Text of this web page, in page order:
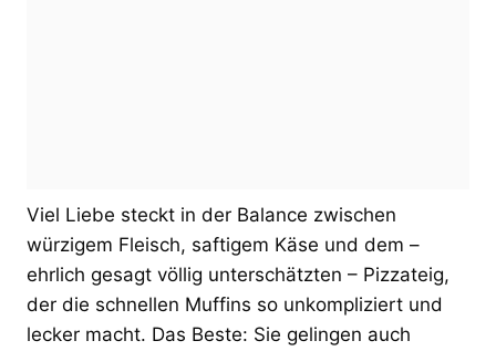
Viel Liebe steckt in der Balance zwischen
würzigem Fleisch, saftigem Käse und dem –
ehrlich gesagt völlig unterschätzten – Pizzateig,
der die schnellen Muffins so unkompliziert und
lecker macht. Das Beste: Sie gelingen auch